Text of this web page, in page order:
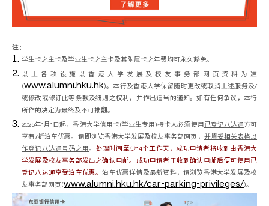
注：
学生卡之主卡及毕业生卡之主卡及其附属卡之年费均可永久豁免。
以上各项设施以香港大学发展及校友事务部网页资料为准
(www.alumni.hku.hk)。本行及香港大学保留随时更改或取消上述服务及/
或修改或修订此等条款及细则之权利，并作出适当的通知。如有任何争议，本行
所作的决定为最终及不可推翻。
2025年1月1日起，香港大学信用卡(毕业生专用)持卡人必须使用 已登记八达通方可
享有7折泊车优惠。请即浏览香港大学发展及校友事务部网页， 并填妥相关表格以
作登记八达通号码之用。 处理时间至少14个工作天，成功申请者将收到由香港大
学发展及校友事务部发出之确认电邮。成功申请者于收到确认电邮后便可使用已
登记八达通享受泊车优惠。泊车优惠详情及最新资料，请浏览香港大学发展及校
友事务部网页(www.alumni.hku.hk/car-parking-privileges/)。